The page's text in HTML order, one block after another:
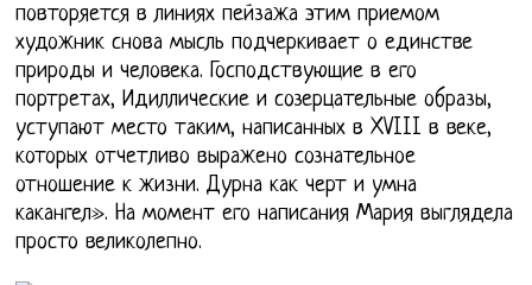
повторяется в линиях пейзажа этим приемом
художник снова мысль подчеркивает о единстве
природы и человека. Господствующие в его
портретах, Идиллические и созерцательные образы,
уступают место таким, написанных в XVIII в веке,
которых отчетливо выражено сознательное
отношение к жизни. Дурна как черт и умна
какангел». На момент его написания Мария выглядела
просто великолепно.